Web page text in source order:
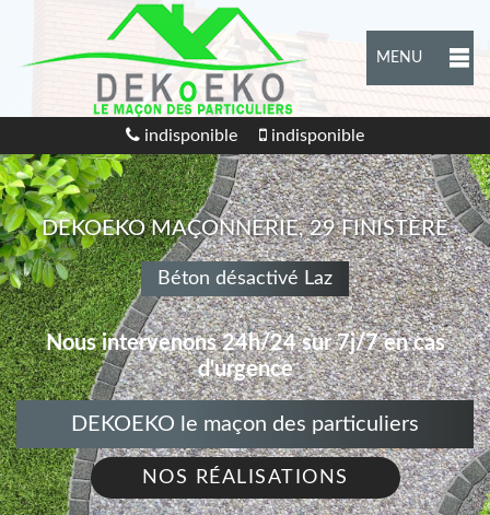
MENU
indisponible indisponible
DEKOEKO MAÇONNERIE, 29 FINISTÈRE
Béton désactivé Laz
Nous intervenons 24h/24 sur 7j/7 en cas
d'urgence
DEKOEKO le maçon des particuliers
NOS RÉALISATIONS